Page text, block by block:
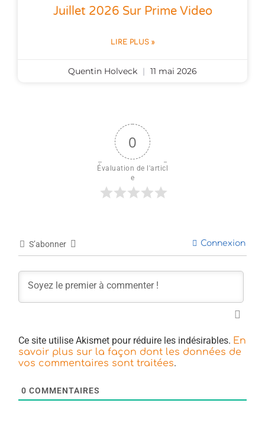
Juillet 2026 Sur Prime Video
LIRE PLUS »
Quentin Holveck 11 mai 2026
0
Évaluation de l'articl
e
S’abonner Connexion
Ce site utilise Akismet pour réduire les indésirables. En
savoir plus sur la façon dont les données de
vos commentaires sont traitées.
0 COMMENTAIRES